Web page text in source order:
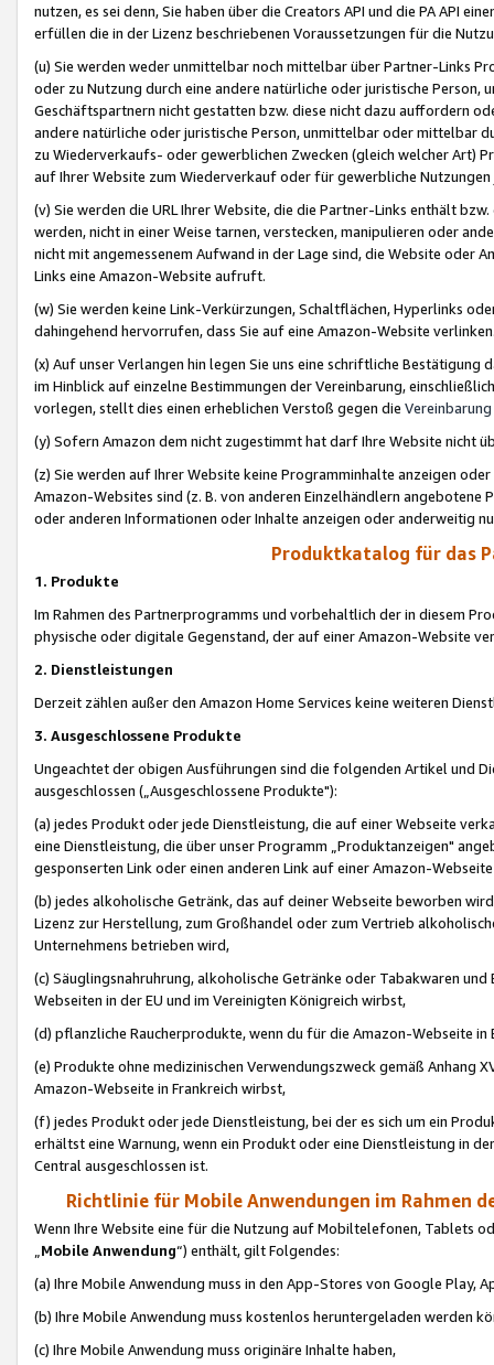
nutzen, es sei denn, Sie haben über die Creators API und die PA API
erfüllen die in der Lizenz beschriebenen Voraussetzungen für die
(u) Sie werden weder unmittelbar noch mittelbar über Partner-Links
oder zu Nutzung durch eine andere natürliche oder juristische
Geschäftspartnern nicht gestatten bzw. diese nicht dazu auffordern
andere natürliche oder juristische Person, unmittelbar oder mittelbar
zu Wiederverkaufs- oder gewerblichen Zwecken (gleich welcher Art)
auf Ihrer Website zum Wiederverkauf oder für gewerbliche
(v) Sie werden die URL Ihrer Website, die die Partner-Links enthält
werden, nicht in einer Weise tarnen, verstecken, manipulieren oder
nicht mit angemessenem Aufwand in der Lage sind, die Website oder
Links eine Amazon-Website aufruft.
(w) Sie werden keine Link-Verkürzungen, Schaltflächen, Hyperlinks
dahingehend hervorrufen, dass Sie auf eine Amazon-Website
(x) Auf unser Verlangen hin legen Sie uns eine schriftliche
im Hinblick auf einzelne Bestimmungen der Vereinbarung,
vorlegen, stellt dies einen erheblichen Verstoß gegen die Vereinbarung
(y) Sofern Amazon dem nicht zugestimmt hat darf Ihre Website nicht
(z) Sie werden auf Ihrer Website keine Programminhalte anzeigen
Amazon-Websites sind (z. B. von anderen Einzelhändlern
oder anderen Informationen oder Inhalte anzeigen oder anderweitig
Produktkatalog für das
1. Produkte
Im Rahmen des Partnerprogramms und vorbehaltlich der in diesem
physische oder digitale Gegenstand, der auf einer Amazon-Website
2. Dienstleistungen
Derzeit zählen außer den Amazon Home Services keine weiteren
3. Ausgeschlossene Produkte
Ungeachtet der obigen Ausführungen sind die folgenden Artikel und
ausgeschlossen („Ausgeschlossene Produkte"):
(a) jedes Produkt oder jede Dienstleistung, die auf einer Webseite
eine Dienstleistung, die über unser Programm „Produktanzeigen"
gesponserten Link oder einen anderen Link auf einer Amazon-
(b) jedes alkoholische Getränk, das auf deiner Webseite beworben
Lizenz zur Herstellung, zum Großhandel oder zum Vertrieb
Unternehmens betrieben wird,
(c) Säuglingsnahruhrung, alkoholische Getränke oder Tabakwaren
Webseiten in der EU und im Vereinigten Königreich wirbst,
(d) pflanzliche Raucherprodukte, wenn du für die Amazon-Webseite in
(e) Produkte ohne medizinischen Verwendungszweck gemäß Anhang
Amazon-Webseite in Frankreich wirbst,
(f) jedes Produkt oder jede Dienstleistung, bei der es sich um ein
erhältst eine Warnung, wenn ein Produkt oder eine Dienstleistung in
Central ausgeschlossen ist.
Richtlinie für Mobile Anwendungen im Rahmen
Wenn Ihre Website eine für die Nutzung auf Mobiltelefonen, Tablets
„Mobile Anwendung“) enthält, gilt Folgendes:
(a) Ihre Mobile Anwendung muss in den App-Stores von Google Play,
(b) Ihre Mobile Anwendung muss kostenlos heruntergeladen werden
(c) Ihre Mobile Anwendung muss originäre Inhalte haben,